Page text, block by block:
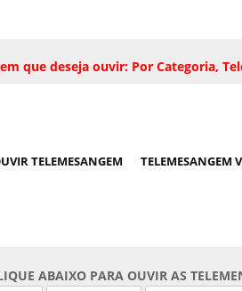
que deseja ouvir: Por Categoria,
TELEMESANGEM TELEMESANGEM
ABAIXO PARA OUVIR AS